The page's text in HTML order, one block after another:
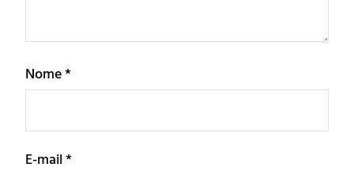
Nome*
E-mail*